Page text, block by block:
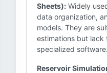
Sheets): Widely
data organization,
models. They are
estimations but
specialized software.
Reservoir